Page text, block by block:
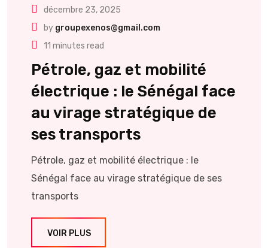
décembre 23, 2025
by groupexenos@gmail.com
11 minutes read
Pétrole, gaz et mobilité
électrique : le Sénégal face
au virage stratégique de
ses transports
Pétrole, gaz et mobilité électrique : le
Sénégal face au virage stratégique de ses
transports
VOIR PLUS